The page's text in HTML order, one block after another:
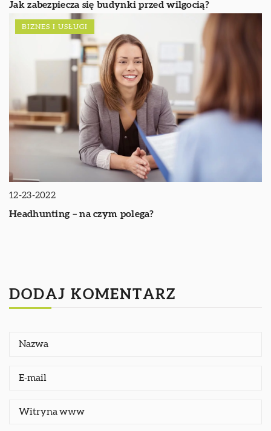
Jak zabezpiecza się budynki przed wilgocią?
BIZNES I USŁUGI
12-23-2022
Headhunting – na czym polega?
DODAJ KOMENTARZ